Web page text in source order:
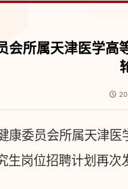
会所属天津医学高
康委员会所属天津医
生岗位招聘计划再次